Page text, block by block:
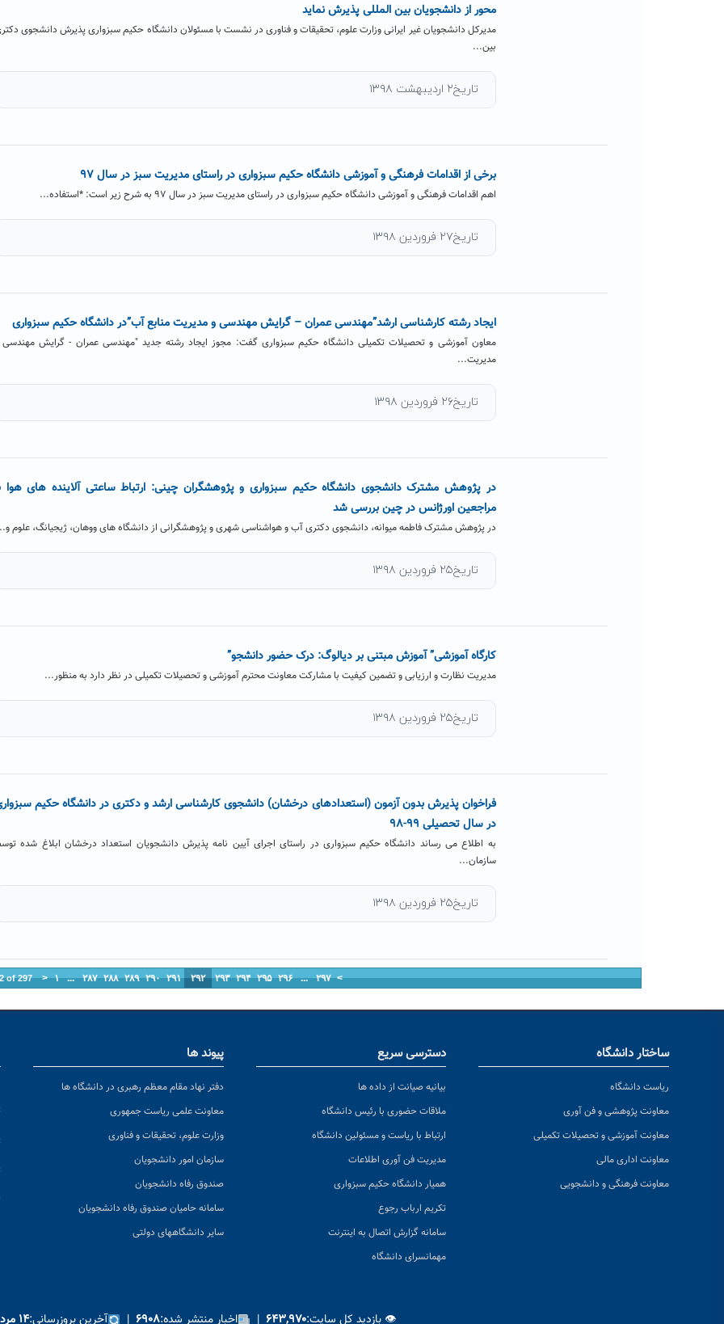
محور از دانشجویان بین المللی پذیرش نماید
مدیرکل دانشجویان غیر ایرانی وزارت علوم، تحقیقات و فناوری در نشست با مسئولان دانشگاه حکیم سبزواری پذیرش دانشجوی
بین...
تاریخ۲ اردیبهشت ۱۳۹۸
برخی از اقدامات فرهنگی و آموزشی دانشگاه حکیم سبزواری در راستای مدیریت سبز در سال ۹۷
اهم اقدامات فرهنگی و آموزشی دانشگاه حکیم سبزواری در راستای مدیریت سبز در سال ۹۷ به شرح زیر است: *استفاده...
تاریخ۲۷ فروردین ۱۳۹۸
ایجاد رشته کارشناسی ارشد”مهندسی عمران – گرایش مهندسی و مدیریت منابع آب”در دانشگاه حکیم سبزواری
معاون آموزشی و تحصیلات تکمیلی دانشگاه حکیم سبزواری گفت: مجوز ایجاد رشته جدید "مهندسی عمران - گرایش
مدیریت...
تاریخ۲۶ فروردین ۱۳۹۸
در پژوهش مشترک دانشجوی دانشگاه حکیم سبزواری و پژوهشگران چینی: ارتباط ساعتی آلاینده های هوا
مراجعین اورژانس در چین بررسی شد
در پژوهش مشترک فاطمه میوانه، دانشجوی دکتری آب و هواشناسی شهری و پژوهشگرانی از دانشگاه های ووهان، ژیجیانگ، علوم
تاریخ۲۵ فروردین ۱۳۹۸
کارگاه آموزشی” آموزش مبتنی بر دیالوگ: درک حضور دانشجو”
مدیریت نظارت و ارزیابی و تضمین کیفیت با مشارکت معاونت محترم آموزشی و تحصیلات تکمیلی در نظر دارد به منظور...
تاریخ۲۵ فروردین ۱۳۹۸
فراخوان پذیرش بدون آزمون (استعدادهای درخشان) دانشجوی کارشناسی ارشد و دکتری در دانشگاه حکیم
در سال تحصیلی ۹۹-۹۸
به اطلاع می رساند دانشگاه حکیم سبزواری در راستای اجرای آیین نامه پذیرش دانشجویان استعداد درخشان ابلاغ شده
سازمان...
تاریخ۲۵ فروردین ۱۳۹۸
of 297 < ۱ ... ۲۸۷ ۲۸۸ ۲۸۹ ۲۹۰ ۲۹۱ ۲۹۲ ۲۹۳ ۲۹۴ ۲۹۵ ۲۹۶ ... ۲۹۷ >
ساختار دانشگاه
ریاست دانشگاه
معاونت پژوهشی و فن آوری
معاونت آموزشی و تحصیلات تکمیلی
معاونت اداری مالی
معاونت فرهنگی و دانشجویی
دسترسی سریع
بیانیه صیانت از داده ها
ملاقات حضوری با رئیس دانشگاه
ارتباط با ریاست و مسئولین دانشگاه
مدیریت فن آوری اطلاعات
همیار دانشگاه حکیم سبزواری
تکریم ارباب رجوع
سامانه گزارش اتصال به اینترنت
مهمانسرای دانشگاه
پیوند ها
دفتر نهاد مقام معظم رهبری در دانشگاه ها
معاونت علمی ریاست جمهوری
وزارت علوم، تحقیقات و فناوری
سازمان امور دانشجویان
صندوق رفاه دانشجویان
سامانه حامیان صندوق رفاه دانشجویان
سایر دانشگاههای دولتی
👁 بازدید کل سایت:۶۴۳,۹۷۰ | اخبار منتشر شده:۶۹۰۸ | آخرین بروزرسانی:۱۴ مرداد ۱۴۰۵